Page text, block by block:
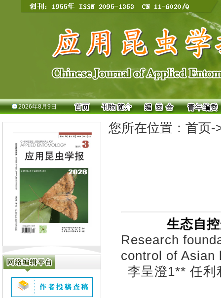
2026年8月9日
您所在位置： 首页-
生态自
Research
control of Asian
李呈澄1** 任